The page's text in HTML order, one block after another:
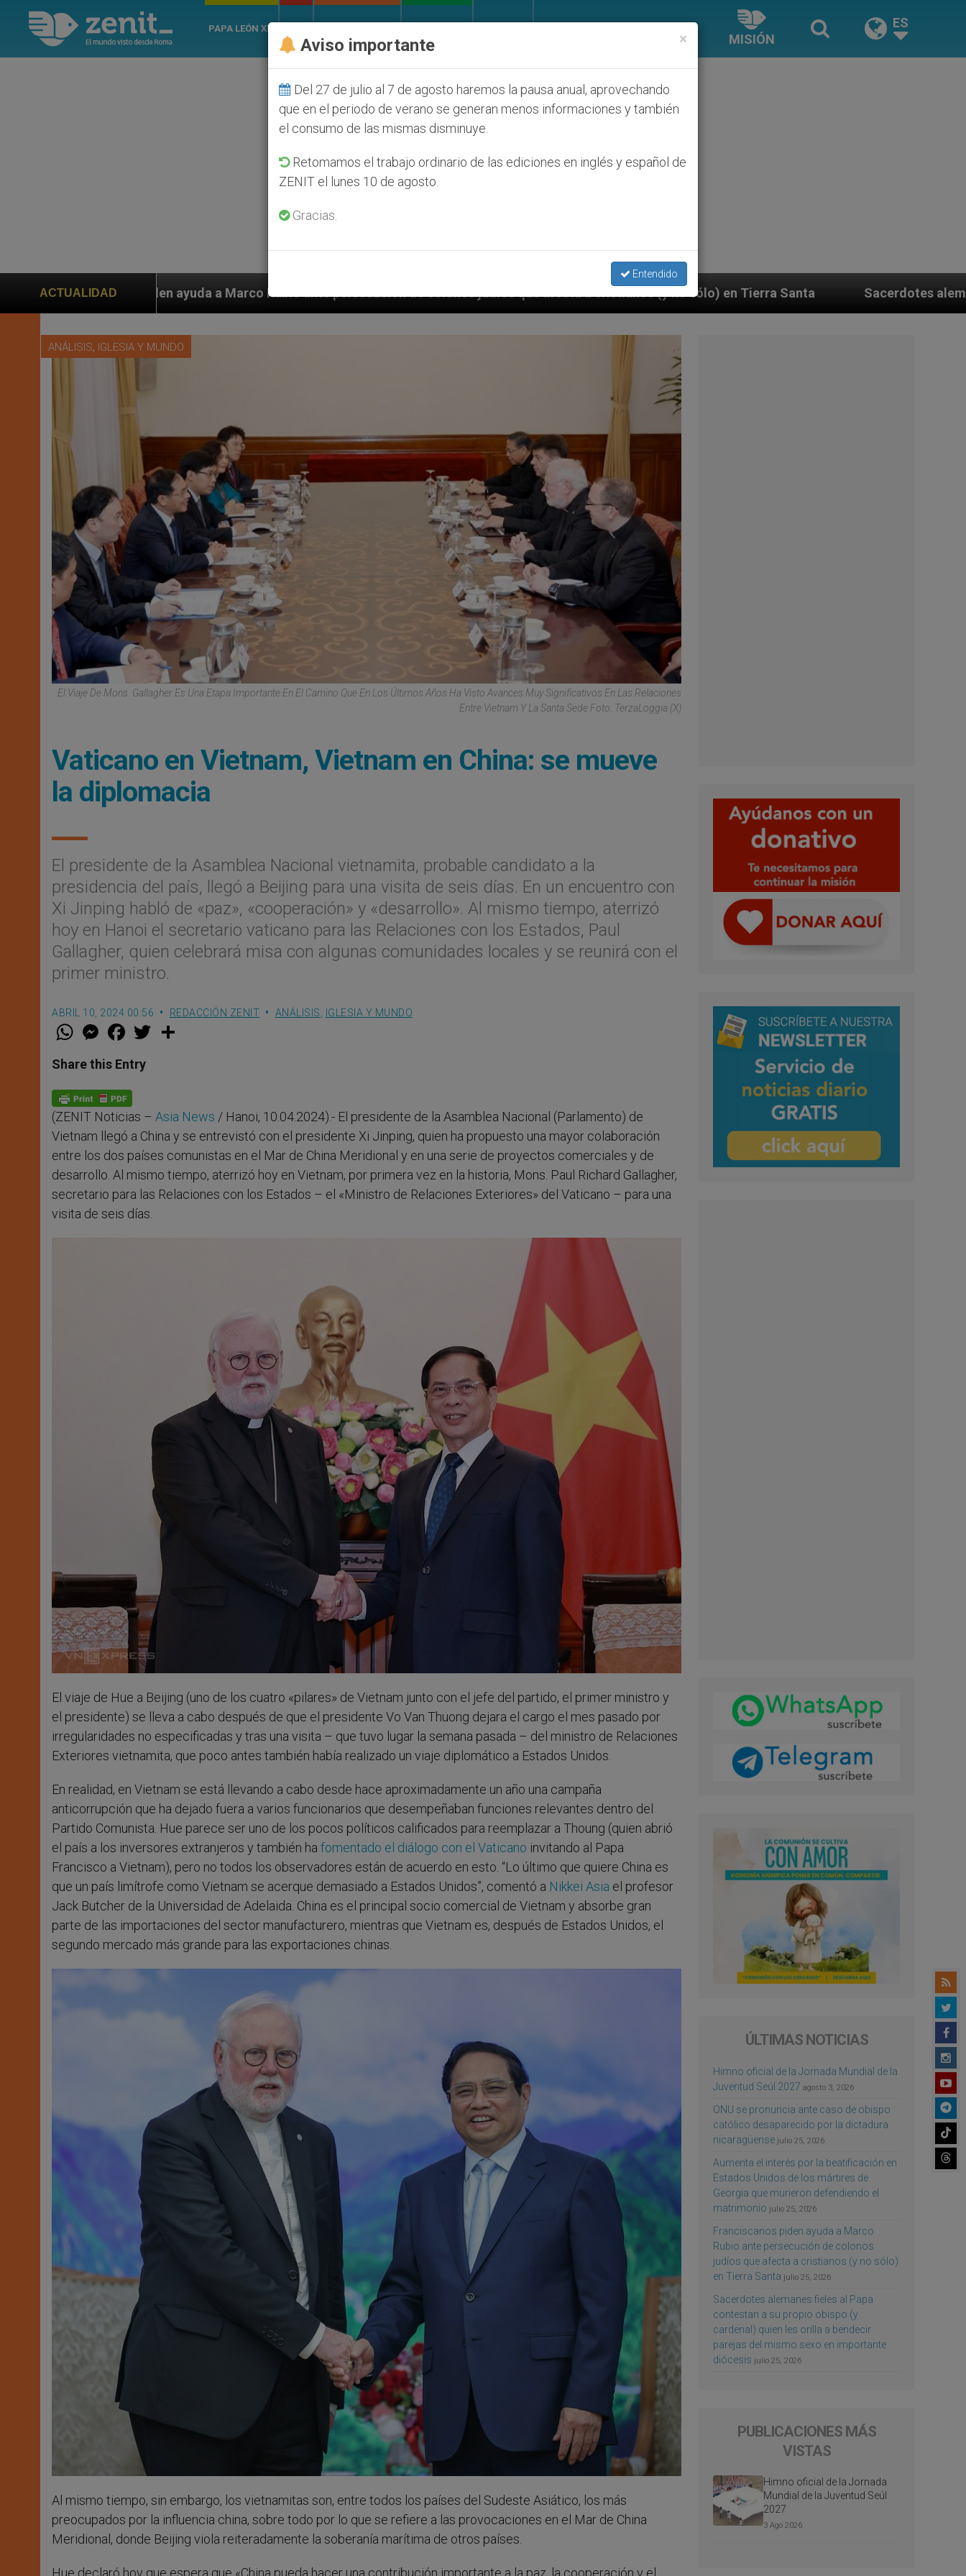
PAPA LEÓN XIV
MISIÓN
ES
ACTUALIDAD
Rubio ante persecución de colonos judíos que afecta a cristianos (y no sólo) en Tierra Santa Sacerdotes alemanes fieles al Papa contestan a su
ANÁLISIS, IGLESIA Y MUNDO
El Viaje De Mons. Gallagher Es Una Etapa Importante En El Camino Que En Los Últimos Años Ha Visto Avances Muy Significativos En Las Relaciones
Entre Vietnam Y La Santa Sede Foto: TerzaLoggia (X)
Vaticano en Vietnam, Vietnam en China: se mueve
la diplomacia
El presidente de la Asamblea Nacional vietnamita, probable candidato a la
presidencia del país, llegó a Beijing para una visita de seis días. En un encuentro con
Xi Jinping habló de «paz», «cooperación» y «desarrollo». Al mismo tiempo, aterrizó
hoy en Hanoi el secretario vaticano para las Relaciones con los Estados, Paul
Gallagher, quien celebrará misa con algunas comunidades locales y se reunirá con el
primer ministro.
ABRIL 10, 2024 00:56 REDACCIÓN ZENIT ANÁLISIS IGLESIA Y MUNDO
W
t
s
p
p
M
e
s
e
g
e
r
F
a
e
b
o
k
w
Share this Entry
(ZENIT Noticias – Asia News / Hanoi, 10.04.2024).- El presidente de la Asamblea Nacional (Parlamento) de
Vietnam llegó a China y se entrevistó con el presidente Xi Jinping, quien ha propuesto una mayor colaboración
entre los dos países comunistas en el Mar de China Meridional y en una serie de proyectos comerciales y de
desarrollo. Al mismo tiempo, aterrizó hoy en Vietnam, por primera vez en la historia, Mons. Paul Richard Gallagher,
secretario para las Relaciones con los Estados – el «Ministro de Relaciones Exteriores» del Vaticano – para una
visita de seis días.
El viaje de Hue a Beijing (uno de los cuatro «pilares» de Vietnam junto con el jefe del partido, el primer ministro y
el presidente) se lleva a cabo después de que el presidente Vo Van Thuong dejara el cargo el mes pasado por
irregularidades no especificadas y tras una visita – que tuvo lugar la semana pasada – del ministro de Relaciones
Exteriores vietnamita, que poco antes también había realizado un viaje diplomático a Estados Unidos.
En realidad, en Vietnam se está llevando a cabo desde hace aproximadamente un año una campaña
anticorrupción que ha dejado fuera a varios funcionarios que desempeñaban funciones relevantes dentro del
Partido Comunista. Hue parece ser uno de los pocos políticos calificados para reemplazar a Thoung (quien abrió
el país a los inversores extranjeros y también ha fomentado el diálogo con el Vaticano invitando al Papa
Francisco a Vietnam), pero no todos los observadores están de acuerdo en esto. “Lo último que quiere China es
que un país limítrofe como Vietnam se acerque demasiado a Estados Unidos”, comentó a Nikkei Asia el profesor
Jack Butcher de la Universidad de Adelaida. China es el principal socio comercial de Vietnam y absorbe gran
parte de las importaciones del sector manufacturero, mientras que Vietnam es, después de Estados Unidos, el
segundo mercado más grande para las exportaciones chinas.
Al mismo tiempo, sin embargo, los vietnamitas son, entre todos los países del Sudeste Asiático, los más
preocupados por la influencia china, sobre todo por lo que se refiere a las provocaciones en el Mar de China
Meridional, donde Beijing viola reiteradamente la soberanía marítima de otros países.
Hue declaró hoy que espera que «China pueda hacer una contribución importante a la paz, la cooperación y el
ÚLTIMAS NOTICIAS
Himno oficial de la Jornada Mundial de la
Juventud Seúl 2027 agosto 3, 2026
ONU se pronuncia ante caso de obispo
católico desaparecido por la dictadura
nicaragüense julio 25, 2026
Aumenta el interés por la beatificación en
Estados Unidos de los mártires de
Georgia que murieron defendiendo el
matrimonio julio 25, 2026
Franciscanos piden ayuda a Marco
Rubio ante persecución de colonos
judíos que afecta a cristianos (y no sólo)
en Tierra Santa julio 25, 2026
Sacerdotes alemanes fieles al Papa
contestan a su propio obispo (y
cardenal) quien les orilla a bendecir
parejas del mismo sexo en importante
diócesis julio 25, 2026
PUBLICACIONES MÁS
VISTAS
Himno oficial de la Jornada
Mundial de la Juventud Seúl
2027
3 Ago 2026
×
Aviso importante
Del 27 de julio al 7 de agosto haremos la pausa anual, aprovechando
que en el periodo de verano se generan menos informaciones y también
el consumo de las mismas disminuye.
Retomamos el trabajo ordinario de las ediciones en inglés y español de
ZENIT el lunes 10 de agosto.
Gracias.
Entendido